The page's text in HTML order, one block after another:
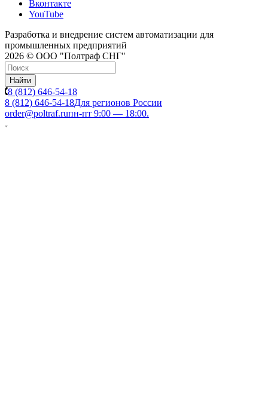
Вконтакте
YouTube
Разработка и внедрение систем автоматизации для
промышленных предприятий
2026 © ООО "Полтраф СНГ"
Найти
8 (812) 646-54-18
8 (812) 646-54-18Для регионов России
order@poltraf.ruпн-пт 9:00 — 18:00.